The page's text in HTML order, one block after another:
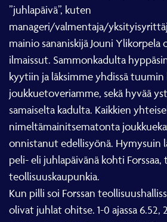
”juhlapäivä”, kuten
manageri/valmentaja/
mainio sananiskijä Jouni Ylikorpela
ilmaissut. Sammonkadulta
kyytiin ja läksimme yhdissä tuumin
joukkuetoveriamme, sekä hyvää
samaiselta kadulta. Kaikkien
nimeltämainitsematonta
onnistanut edellisyönä. Hymysuin
peli- eli juhlapäivänä kohti Forssaa,
teollisuuskaupunkia.
Kun pilli soi Forssan
olivat juhlat ohitse. 1-0 ajassa 6.52,